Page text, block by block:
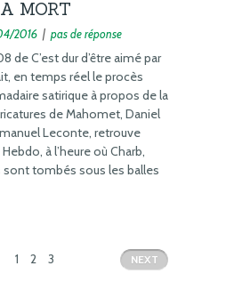
MORT
2016 | pas de réponse
de C’est dur d’être aimé par
en temps réel le procès
satirique à propos de la
de Mahomet, Daniel
Leconte, retrouve
à l’heure où Charb,
sont tombés sous les balles
NEXT
1 2 3